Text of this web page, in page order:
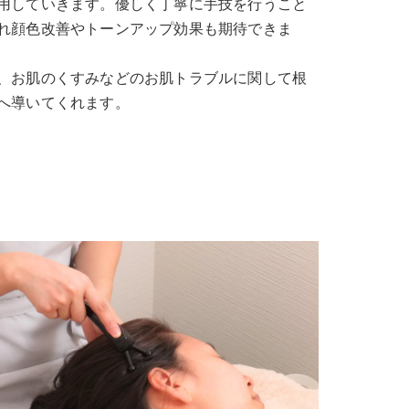
していきます。優しく丁寧に手技を行うこと
顔色改善やトーンアップ効果も期待できま
お肌のくすみなどのお肌トラブルに関して根
導いてくれます。